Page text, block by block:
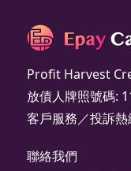
Profit Harvest
放債人牌照號碼:
客戶服務／投訴
聯絡我們